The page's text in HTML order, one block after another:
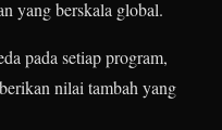
yang berskala global.
pada setiap program,
nilai tambah yang